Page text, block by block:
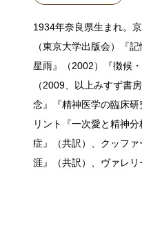
1934年奈良県生まれ。
（東京大学出版会）『
星雨』（2002）『徴候
（2009、以上みすず書
念』『精神医学の臨床
リント『一次愛と精神
症』（共訳）、クッフ
涯』（共訳）、ヴァレリ